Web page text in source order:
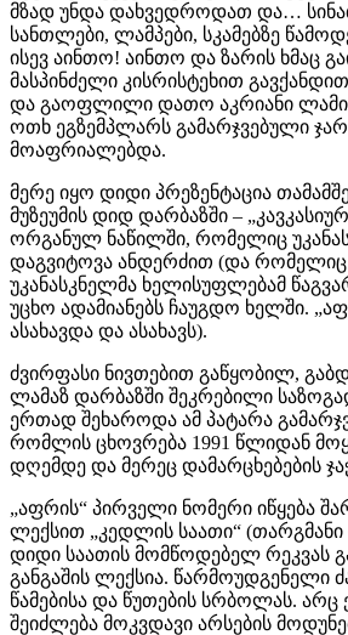
მზად უნდა დახვედროდათ და…
სანთლები, ლამპები, სკამებზე
ისევ აინთო! აინთო და ზარის ხმაც
მასპინძელი კისრისტეხით
და გაოფლილი დათო აკრიანი
ოთხ ეგზემპლარს გამარჯვებული
მოაფრიალებდა.
მერე იყო დიდი პრეზენტაცია
მუზეუმის დიდ დარბაზში –
ორგანულ ნაწილში, რომელიც
დაგვიტოვა ანდერძით (და
უკანასკნელმა ხელისუფლებამ
უცხო ადამიანებს ჩაუგდო ხელში.
ასახავდა და ასახავს).
ძვირფასი ნივთებით გაწყობილ,
ლამაზ დარბაზში შეკრებილი
ერთად შეხაროდა ამ პატარა
რომლის ცხოვრება 1991 წლიდან
დღემდე და მერეც დამარცხებების
„აფრის“ პირველი ნომერი იწყება
ლექსით „კედლის საათი“ (თარგმანი
დიდი საათის მომწოდებელ რეკვას
განგაშის ლექსია. წარმოუდგენელი
წამებისა და წუთების სრბოლას.
შეიძლება მოკვდავი არსების